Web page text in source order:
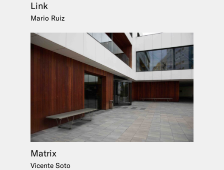
Link
Mario Ruiz
Matrix
Vicente Soto